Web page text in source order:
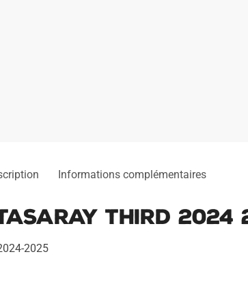
Informations complémentaires
Third 2024
2025